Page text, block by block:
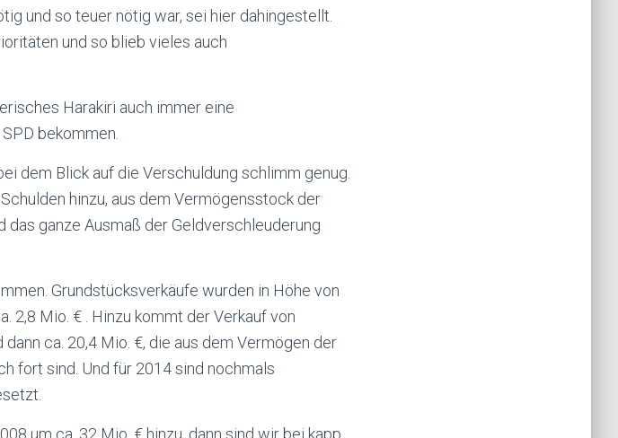
und so teuer nötig war, sei hier dahingestellt.
und so blieb vieles auch
Harakiri auch immer eine
bekommen.
dem Blick auf die Verschuldung schlimm genug.
hinzu, aus dem Vermögensstock der
ganze Ausmaß der Geldverschleuderung
Grundstücksverkäufe wurden in Höhe von
2,8 Mio. € . Hinzu kommt der Verkauf von
ca. 20,4 Mio. €, die aus dem Vermögen der
fort sind. Und für 2014 sind nochmals
um ca. 32 Mio. € hinzu, dann sind wir bei kapp